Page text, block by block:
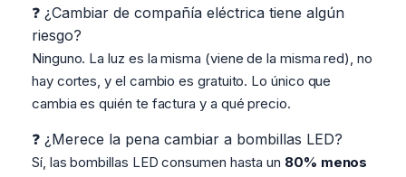
❓ ¿Cambiar de compañía eléctrica tiene algún
riesgo?
Ninguno. La luz es la misma (viene de la misma red), no
hay cortes, y el cambio es gratuito. Lo único que
cambia es quién te factura y a qué precio.
❓ ¿Merece la pena cambiar a bombillas LED?
Sí, las bombillas LED consumen hasta un 80% menos